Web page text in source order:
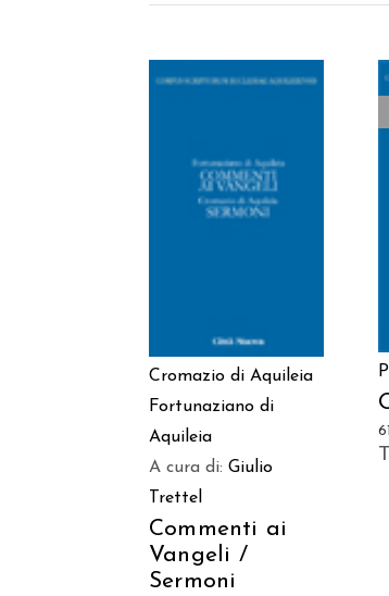
AGGIUNGI AL
Cromazio di Aquileia
Fortunaziano di
Aquileia
A cura di: Giulio
Trettel
Commenti ai
Vangeli /
Sermoni